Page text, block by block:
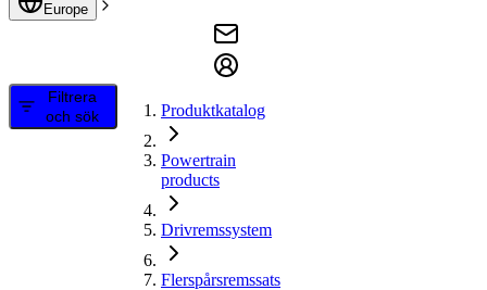
Europe
Filtrera
och sök
Produktkatalog
Powertrain
products
Drivremssystem
Flerspårsremssats